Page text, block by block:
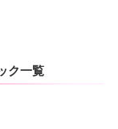
ク一覧